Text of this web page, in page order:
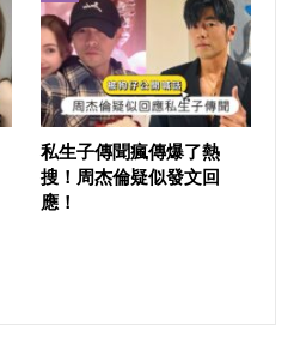
私生子傳聞瘋傳爆了熱
搜！周杰倫疑似發文回
應！